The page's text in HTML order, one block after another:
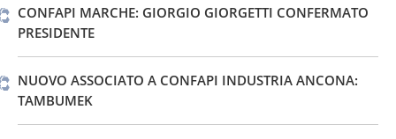
CONFAPI MARCHE: GIORGIO GIORGETTI CONFERMATO
PRESIDENTE
NUOVO ASSOCIATO A CONFAPI INDUSTRIA ANCONA:
TAMBUMEK